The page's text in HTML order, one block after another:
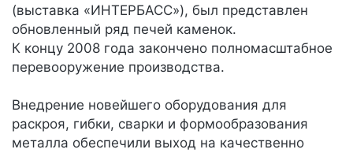
(выставка «ИНТЕРБАСС»), был представлен
обновленный ряд печей каменок.
К концу 2008 года закончено полномасштабное
перевооружение производства.
Внедрение новейшего оборудования для
раскроя, гибки, сварки и формообразования
металла обеспечили выход на качественно